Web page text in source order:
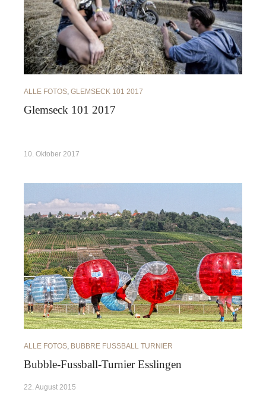
ALLE FOTOS GLEMSECK 101 2017
Glemseck 101 2017
10. Oktober 2017
ALLE FOTOS, BUBBRE FUSSBALL TURNIER
Bubble-Fussball-Turnier Esslingen
22. August 2015